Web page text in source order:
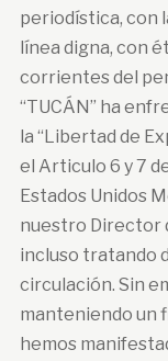
periodística, con
línea digna, con
corrientes del
“TUCÁN” ha
la “Libertad de
el Articulo 6 y 7
Estados Unidos
nuestro Director
incluso tratando
circulación. Sin
manteniendo un
hemos